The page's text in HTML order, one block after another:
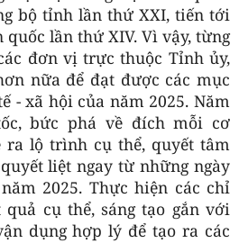
bộ tỉnh lần thứ XXI, tiến tới
lần thứ XIV. Vì vậy, từng
đơn vị trực thuộc Tỉnh ủy,
nữa để đạt được các mục
- xã hội của năm 2025. Năm
bức phá về đích mỗi cơ
ra lộ trình cụ thể, quyết tâm
liệt ngay từ những ngày
2025. Thực hiện các chỉ
cụ thể, sáng tạo gắn với
dụng hợp lý để tạo ra các